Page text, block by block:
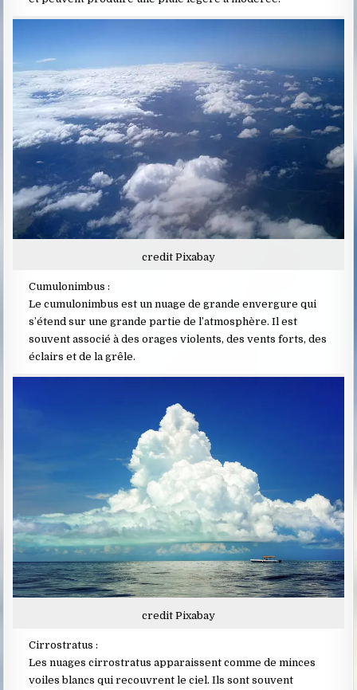
credit Pixabay
Cumulonimbus :
Le cumulonimbus est un nuage de grande envergure qui
s’étend sur une grande partie de l’atmosphère. Il est
souvent associé à des orages violents, des vents forts, des
éclairs et de la grêle.
credit Pixabay
Cirrostratus :
Les nuages cirrostratus apparaissent comme de minces
voiles blancs qui recouvrent le ciel. Ils sont souvent